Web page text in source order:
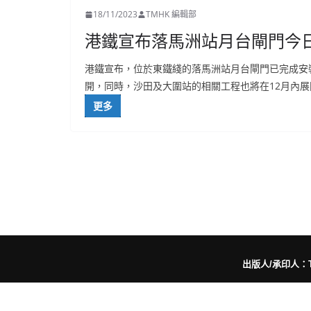
18/11/2023 TMHK 編輯部
港鐵宣布落馬洲站月台閘門今
港鐵宣布，位於東鐵綫的落馬洲站月台閘門已完成
開，同時，沙田及大圍站的相關工程也將在12月內
更多
出版人/承印人